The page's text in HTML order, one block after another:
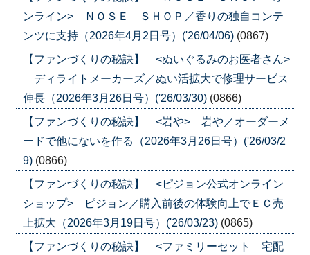
ンライン> ＮＯＳＥ ＳＨＯＰ／香りの独自コンテ
ンツに支持（2026年4月2日号）('26/04/06) (0867)
【ファンづくりの秘訣】 <ぬいぐるみのお医者さん>
ディライトメーカーズ／ぬい活拡大で修理サービス
伸長（2026年3月26日号）('26/03/30) (0866)
【ファンづくりの秘訣】 <岩や> 岩や／オーダーメ
ードで他にないを作る（2026年3月26日号）('26/03/2
9) (0866)
【ファンづくりの秘訣】 <ピジョン公式オンライン
ショップ> ピジョン／購入前後の体験向上でＥＣ売
上拡大（2026年3月19日号）('26/03/23) (0865)
【ファンづくりの秘訣】 <ファミリーセット 宅配